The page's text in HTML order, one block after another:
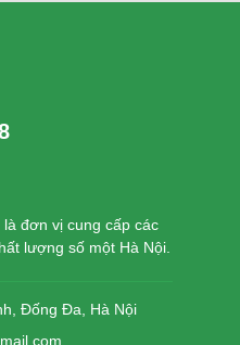
đơn vị cung cấp các
lượng số một Hà Nội.
Đống Đa, Hà Nội